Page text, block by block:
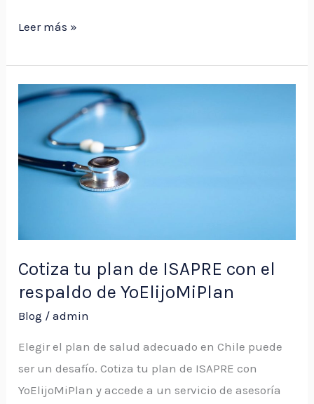
Leer más »
Cotiza tu plan de ISAPRE con el
respaldo de YoElijoMiPlan
Blog /admin
Elegir el plan de salud adecuado en Chile puede
ser un desafío. Cotiza tu plan de ISAPRE con
YoElijoMiPlan y accede a un servicio de asesoría
Cotiza
plan
de
ISAPRE
de
YoElijoMiPlan